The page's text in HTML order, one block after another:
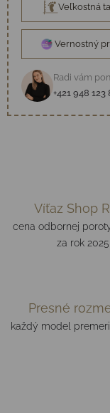
Veľkostná
Vernostný
Radi vám
+421 948 123
Víťaz Shop
cena odbornej
za rok 2025
Presné
každý model